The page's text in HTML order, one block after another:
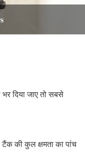
दिया जाए तो सबसे
की कुल क्षमता का पांच